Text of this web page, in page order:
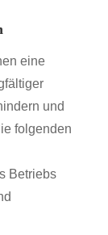
eine
und
folgenden
Betriebs